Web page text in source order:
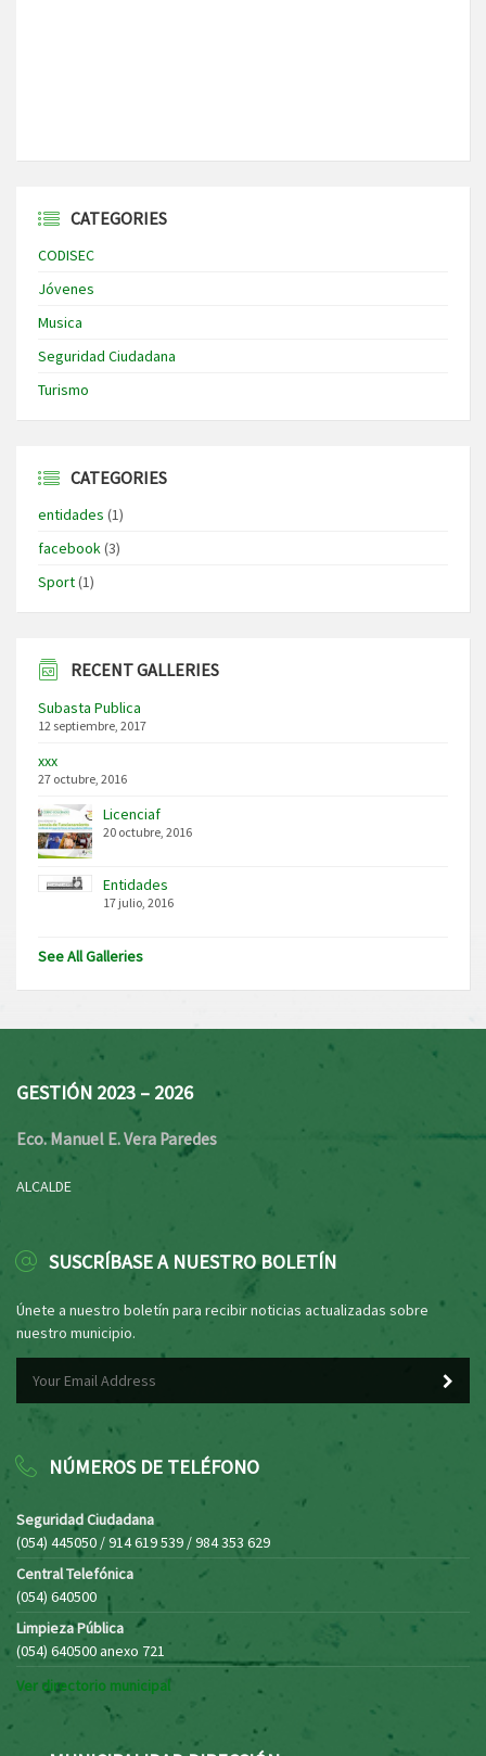
CATEGORIES
CODISEC
Jóvenes
Musica
Seguridad Ciudadana
Turismo
CATEGORIES
entidades (1)
facebook(3)
Sport(1)
RECENT GALLERIES
Subasta Publica
12 septiembre, 2017
xxx
27 octubre, 2016
Licenciaf
20 octubre, 2016
Entidades
17 julio, 2016
See All Galleries
GESTIÓN 2023 – 2026
Eco. Manuel E. Vera Paredes
ALCALDE
SUSCRÍBASE A NUESTRO BOLETÍN
Únete a nuestro boletín para recibir noticias actualizadas sobre
nuestro municipio.
NÚMEROS DE TELÉFONO
Seguridad Ciudadana
(054) 445050 / 914 619 539 / 984 353 629
Central Telefónica
(054) 640500
Limpieza Pública
(054) 640500 anexo 721
Ver directorio municipal